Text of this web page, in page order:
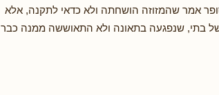
אמר שהמזוזה הושחתה ולא כדאי לתקנה, אלא
בתי, שנפגעה בתאונה ולא התאוששה ממנה כבר